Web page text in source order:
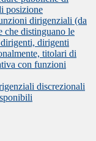
posizione
dirigenziali (da
che distinguano le
dirigenti
titolari di
con funzioni
discrezionali